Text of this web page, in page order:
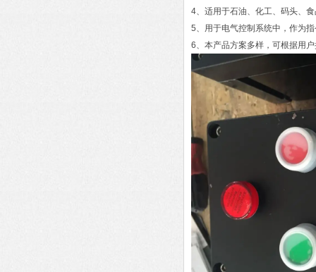
4、适用于石油、化工、码头、
5、用于电气控制系统中，作为
6、本产品方案多样，可根据用